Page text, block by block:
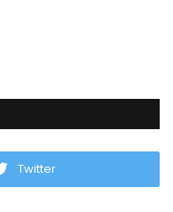
Twitter